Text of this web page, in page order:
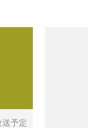
予定